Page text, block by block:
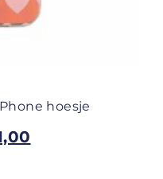
hoesje